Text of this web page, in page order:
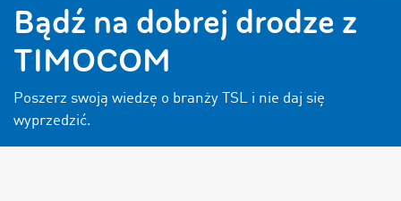
Bądź na dobrej drodze z
TIMOCOM
Poszerz swoją wiedzę o branży TSL i nie daj się
wyprzedzić.